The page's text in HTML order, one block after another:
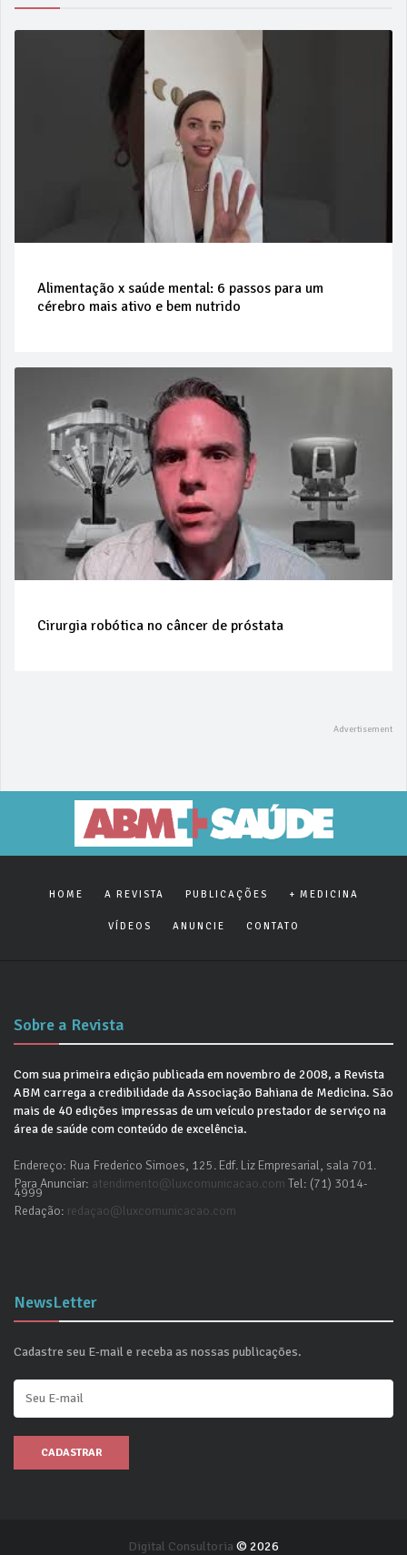
Alimentação x saúde mental: 6 passos para um
cérebro mais ativo e bem nutrido
Cirurgia robótica no câncer de próstata
HOME A REVISTA PUBLICAÇÕES + MEDICINA
VÍDEOS ANUNCIE CONTATO
Sobre a Revista
Com sua primeira edição publicada em novembro de 2008, a Revista
ABM carrega a credibilidade da Associação Bahiana de Medicina. São
mais de 40 edições impressas de um veículo prestador de serviço na
área de saúde com conteúdo de excelência.
Endereço: Rua Frederico Simoes, 125. Edf. Liz Empresarial, sala 701.
Para Anunciar: atendimento@luxcomunicacao.com Tel: (71) 3014-
4999
Redação: redaçao@luxcomunicacao.com
NewsLetter
Cadastre seu E-mail e receba as nossas publicações.
CADASTRAR
Digital Consultoria © 2026